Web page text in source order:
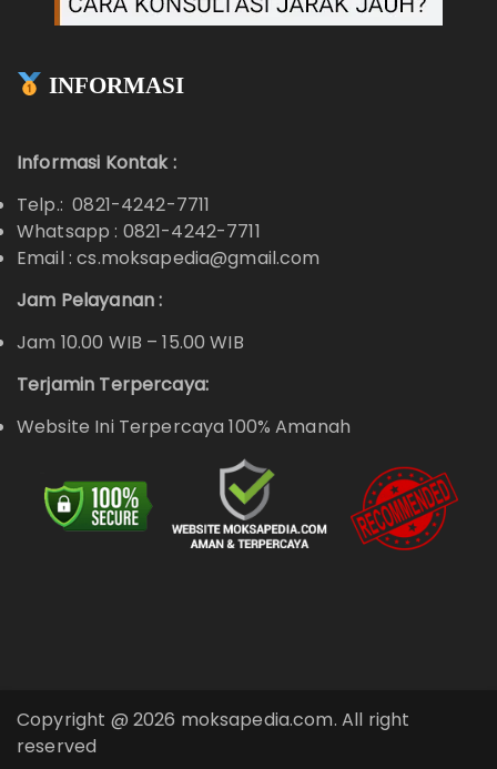
INFORMASI
Informasi Kontak :
Telp.: 0821-4242-7711
Whatsapp : 0821-4242-7711
Email : cs.moksapedia@gmail.com
Jam Pelayanan :
Jam 10.00 WIB – 15.00 WIB
Terjamin Terpercaya:
Website Ini Terpercaya 100% Amanah
Copyright @ 2026 moksapedia.com. All right
reserved